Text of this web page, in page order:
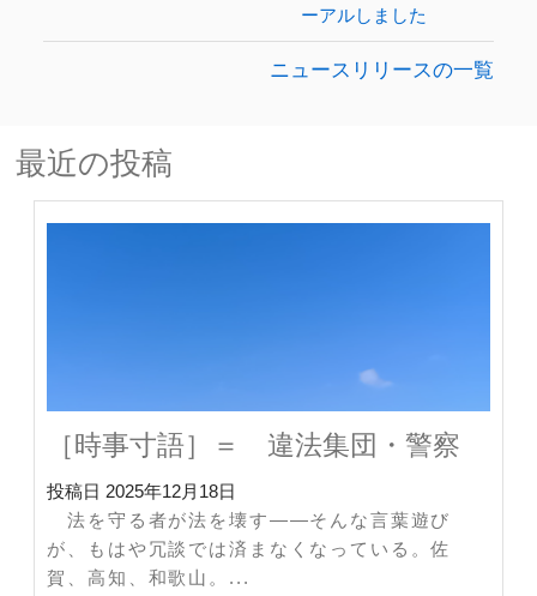
ーアルしました
ニュースリリースの一覧
最近の投稿
［時事寸語］＝ 違法集団・警察
投稿日 2025年12月18日
法を守る者が法を壊す——そんな言葉遊び
が、もはや冗談では済まなくなっている。佐
賀、高知、和歌山。...